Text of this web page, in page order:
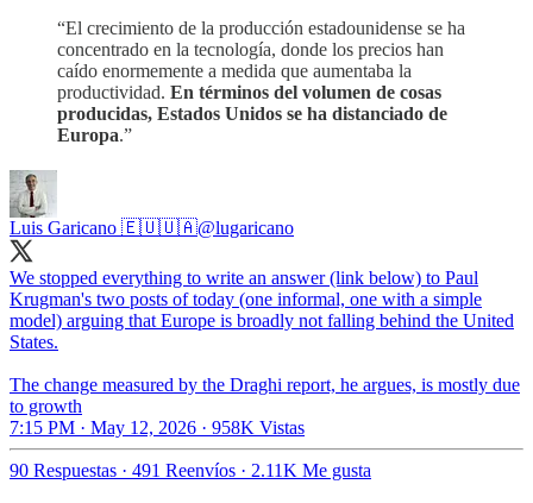
“El crecimiento de la producción estadounidense se ha
concentrado en la tecnología, donde los precios han
caído enormemente a medida que aumentaba la
productividad. En términos del volumen de cosas
producidas, Estados Unidos se ha distanciado de
Europa.”
Luis Garicano 🇪🇺🇺🇦@lugaricano
We stopped everything to write an answer (link below) to Paul
Krugman's two posts of today (one informal, one with a simple
model) arguing that Europe is broadly not falling behind the United
States.
The change measured by the Draghi report, he argues, is mostly due
to growth
7:15 PM · May 12, 2026 · 958K Vistas
90 Respuestas · 491 Reenvíos · 2.11K Me gusta